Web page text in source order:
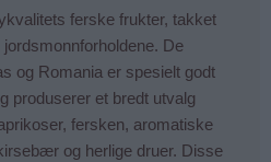
ferske frukter, takket
De
og Romania er spesielt godt
produserer et bredt utvalg
fersken, aromatiske
og herlige druer. Disse